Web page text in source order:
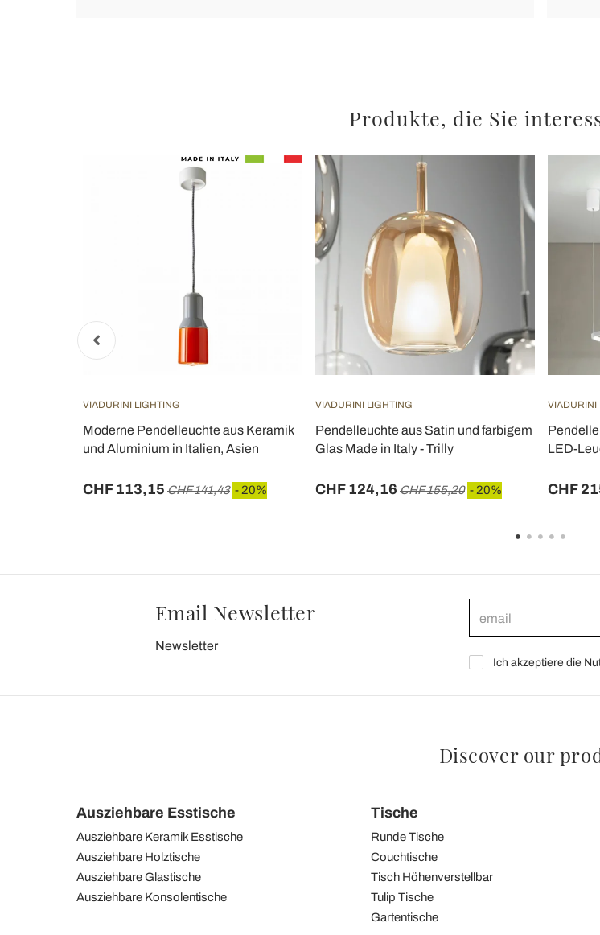
Produkte, die Sie
VIADURINI LIGHTING
Moderne Pendelleuchte aus Keramik
und Aluminium in Italien, Asien
CHF 113,15 CHF 141,43 - 20%
VIADURINI LIGHTING
Pendelleuchte aus Satin und farbigem
Glas Made in Italy - Trilly
CHF 124,16 CHF 155,20 - 20%
VIADURINI
LED-
CHF
Email Newsletter
Newsletter
Ich akzeptiere die
Discover our
Ausziehbare Esstische
Ausziehbare Keramik Esstische
Ausziehbare Holztische
Ausziehbare Glastische
Ausziehbare Konsolentische
Tische
Runde Tische
Couchtische
Tisch Höhenverstellbar
Tulip Tische
Gartentische